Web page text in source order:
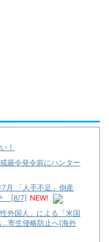
！
厳令発令前にハンター
月 「人手不足」倒産
[8/7] NEW!
外国人」による「米国
…寄生侵略防止へ[海外